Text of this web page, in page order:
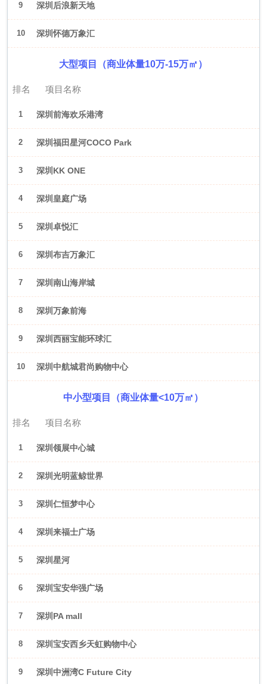
9 深圳后浪新天地
10 深圳怀德万象汇
大型项目（商业体量10万-15万㎡）
排名 项目名称
1 深圳前海欢乐港湾
2 深圳福田星河COCO Park
3 深圳KK ONE
4 深圳皇庭广场
5 深圳卓悦汇
6 深圳布吉万象汇
7 深圳南山海岸城
8 深圳万象前海
9 深圳西丽宝能环球汇
10 深圳中航城君尚购物中心
中小型项目（商业体量<10万㎡）
排名 项目名称
1 深圳领展中心城
2 深圳光明蓝鲸世界
3 深圳仁恒梦中心
4 深圳来福士广场
5 深圳星河
WORLD·COCOPark
6 深圳宝安华强广场
7 深圳PA mall
8 深圳宝安西乡天虹购物中心
9 深圳中洲湾C Future City